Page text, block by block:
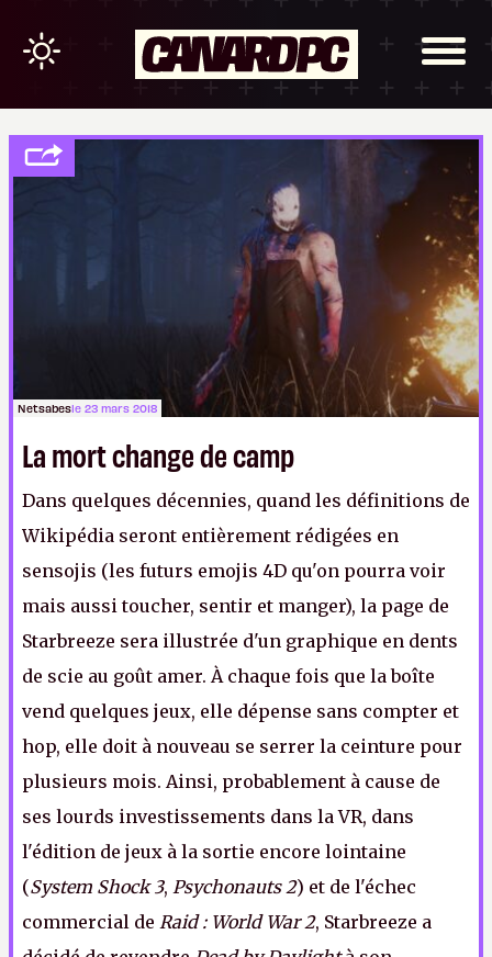
Netsabesle 23 mars 2018
La mort change de camp
Dans quelques décennies, quand les définitions de
Wikipédia seront entièrement rédigées en
sensojis (les futurs emojis 4D qu'on pourra voir
mais aussi toucher, sentir et manger), la page de
Starbreeze sera illustrée d'un graphique en dents
de scie au goût amer. À chaque fois que la boîte
vend quelques jeux, elle dépense sans compter et
hop, elle doit à nouveau se serrer la ceinture pour
plusieurs mois. Ainsi, probablement à cause de
ses lourds investissements dans la VR, dans
l'édition de jeux à la sortie encore lointaine
(System Shock 3, Psychonauts 2) et de l'échec
commercial de Raid : World War 2, Starbreeze a